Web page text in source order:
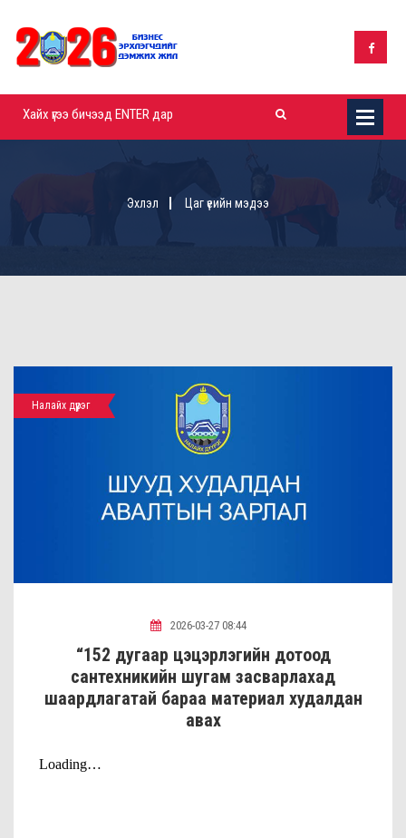
Эхлэл Цаг үеийн мэдээ
Налайх дүүрэг
2026-03-27 08:44
“152 дугаар цэцэрлэгийн дотоод
сантехникийн шугам засварлахад
шаардлагатай бараа материал худалдан
авах